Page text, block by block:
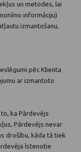
un metodes, lai
informāciju)
izmantošanu,
pēc Klienta
ar izmantoto
ka Pārdevējs
Pārdevējs nevar
drošību, kāda tā tiek
īstenotie